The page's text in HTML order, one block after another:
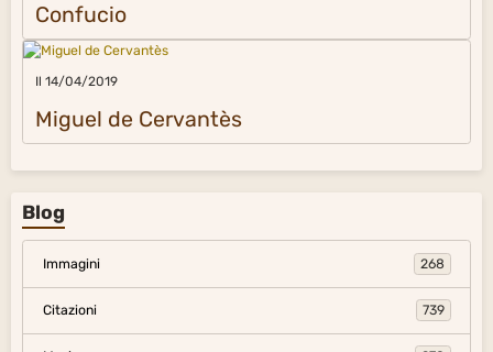
Confucio
Il 14/04/2019
Miguel de Cervantès
Blog
Immagini 268
Citazioni 739